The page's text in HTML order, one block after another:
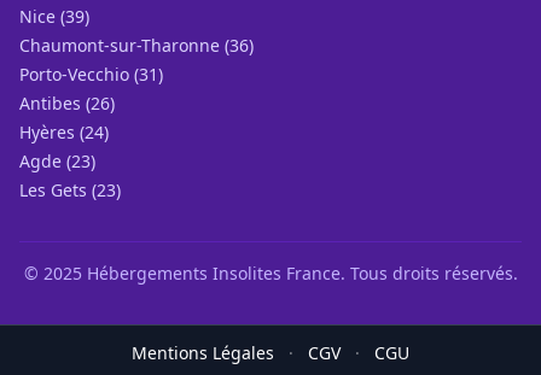
Nice (39)
Chaumont-sur-Tharonne (36)
Porto-Vecchio (31)
Antibes (26)
Hyères (24)
Agde (23)
Les Gets (23)
© 2025 Hébergements Insolites France. Tous droits réservés.
Mentions Légales · CGV · CGU